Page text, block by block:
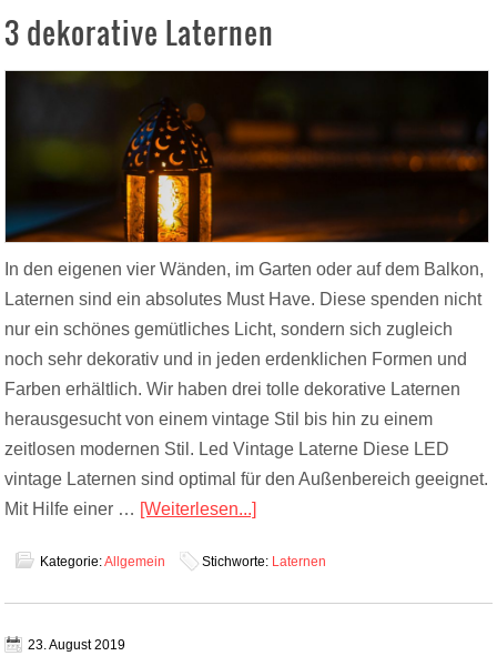
3 dekorative Laternen
In den eigenen vier Wänden, im Garten oder auf dem Balkon,
Laternen sind ein absolutes Must Have. Diese spenden nicht
nur ein schönes gemütliches Licht, sondern sich zugleich
noch sehr dekorativ und in jeden erdenklichen Formen und
Farben erhältlich. Wir haben drei tolle dekorative Laternen
herausgesucht von einem vintage Stil bis hin zu einem
zeitlosen modernen Stil. Led Vintage Laterne Diese LED
vintage Laternen sind optimal für den Außenbereich geeignet.
Mit Hilfe einer … [Weiterlesen...]
Kategorie:Allgemein Stichworte: Laternen
23. August 2019